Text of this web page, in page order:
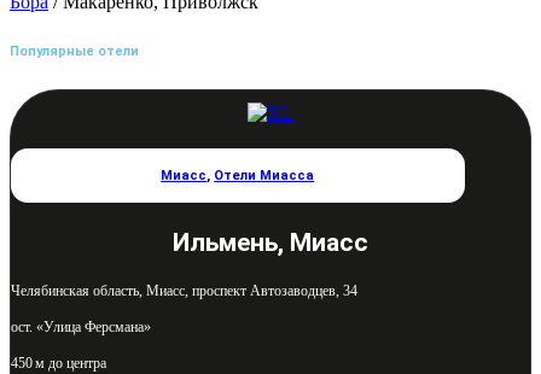
Популярные отели
Миасс, Отели Миасса
Ильмень, Миасс
Челябинская область, Миасс, проспект Автозаводцев, 34
ост. «Улица Ферсмана»
450 м до центра